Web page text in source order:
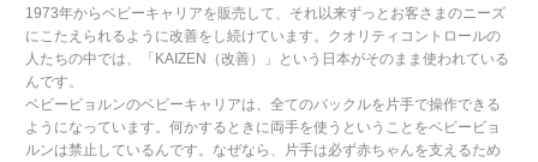
1973年からベビーキャリアを販売して、それ以来ずっとお客さまのニーズ
にこたえられるように改善をし続けています。クオリティコントロールの
人たちの中では、「KAIZEN（改善）」という日本がそのまま使われている
んです。
ベビービョルンのベビーキャリアは、全てのバックルを片手で操作できる
ようになっています。何かするときに両手を使うということをベビービョ
ルンは禁止しているんです。なぜなら、片手は必ず赤ちゃんを支えるため